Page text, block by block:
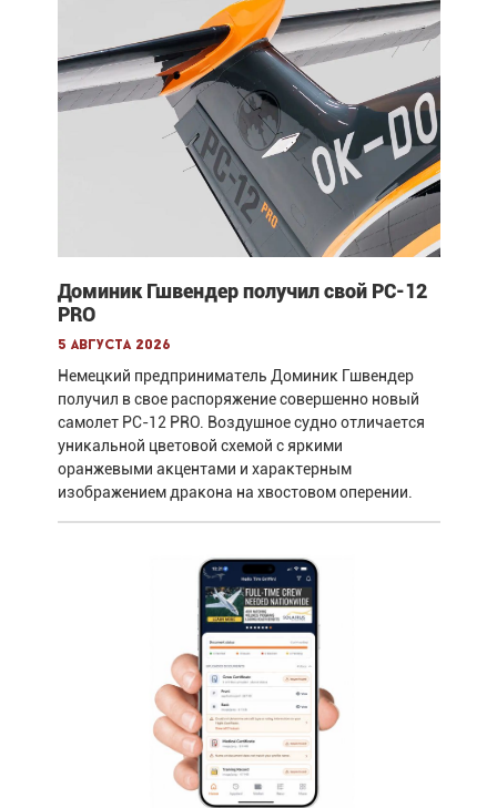
Доминик Гшвендер получил свой PC-12
PRO
5 августа 2026
Немецкий предприниматель Доминик Гшвендер
получил в свое распоряжение совершенно новый
самолет PC-12 PRO. Воздушное судно отличается
уникальной цветовой схемой с яркими
оранжевыми акцентами и характерным
изображением дракона на хвостовом оперении.